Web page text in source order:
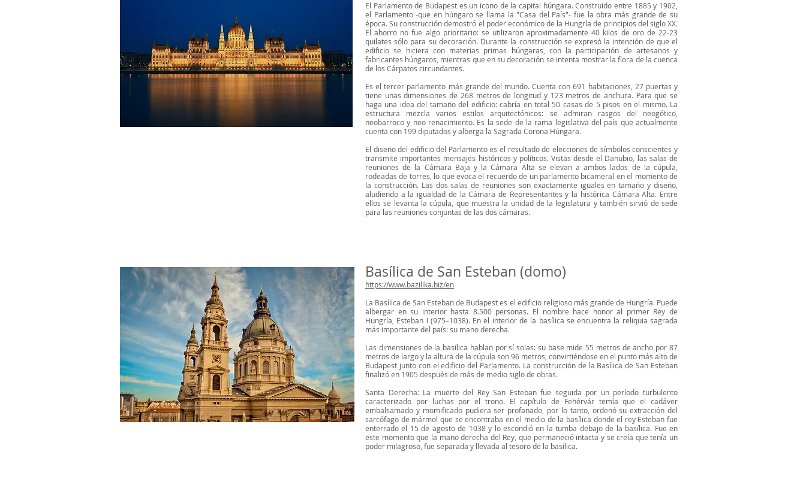
El Parlamento de Budapest es un icono de la capital húngara. Construido entre 1885 y 1902,
el Parlamento -que en húngaro se llama la "Casa del País"- fue la obra más grande de su
época. Su construcción demostró el poder económico de la Hungría de principios del siglo XX.
El ahorro no fue algo prioritario: se utilizaron aproximadamente 40 kilos de oro de 22-23
quilates sólo para su decoración. Durante la construcción se expresó la intención de que el
edificio se hiciera con materias primas húngaras, con la participación de artesanos y
fabricantes húngaros, mientras que en su decoración se intenta mostrar la flora de la cuenca
de los Cárpatos circundantes.
Es el tercer parlamento más grande del mundo. Cuenta con 691 habitaciones, 27 puertas y
tiene unas dimensiones de 268 metros de longitud y 123 metros de anchura. Para que se
haga una idea del tamaño del edificio: cabría en total 50 casas de 5 pisos en el mismo. La
estructura mezcla varios estilos arquitectónicos: se admiran rasgos del neogótico,
neobarroco y neo renacimiento. Es la sede de la rama legislativa del país que actualmente
cuenta con 199 diputados y alberga la Sagrada Corona Húngara.
El diseño del edificio del Parlamento es el resultado de elecciones de símbolos conscientes y
transmite importantes mensajes históricos y políticos. Vistas desde el Danubio, las salas de
reuniones de la Cámara Baja y la Cámara Alta se elevan a ambos lados de la cúpula,
rodeadas de torres, lo que evoca el recuerdo de un parlamento bicameral en el momento de
la construcción. Las dos salas de reuniones son exactamente iguales en tamaño y diseño,
aludiendo a la igualdad de la Cámara de Representantes y la histórica Cámara Alta. Entre
ellos se levanta la cúpula, que muestra la unidad de la legislatura y también sirvió de sede
para las reuniones conjuntas de las dos cámaras.
Basílica de San Esteban (domo)
https://www.bazilika.biz/en
La Basílica de San Esteban de Budapest es el edificio religioso más grande de Hungría. Puede
albergar en su interior hasta 8.500 personas. El nombre hace honor al primer Rey de
Hungría, Esteban I (975–1038). En el interior de la basílica se encuentra la reliquia sagrada
más importante del país: su mano derecha.
Las dimensiones de la basílica hablan por sí solas: su base mide 55 metros de ancho por 87
metros de largo y la altura de la cúpula son 96 metros, convirtiéndose en el punto más alto de
Budapest junto con el edificio del Parlamento. La construcción de la Basílica de San Esteban
finalizó en 1905 después de más de medio siglo de obras.
Santa Derecha: La muerte del Rey San Esteban fue seguida por un período turbulento
caracterizado por luchas por el trono. El capítulo de Fehérvár temía que el cadáver
embalsamado y momificado pudiera ser profanado, por lo tanto, ordenó su extracción del
sarcófago de mármol que se encontraba en el medio de la basílica donde el rey Esteban fue
enterrado el 15 de agosto de 1038 y lo escondió en la tumba debajo de la basílica. Fue en
este momento que la mano derecha del Rey, que permaneció intacta y se creía que tenía un
poder milagroso, fue separada y llevada al tesoro de la basílica.